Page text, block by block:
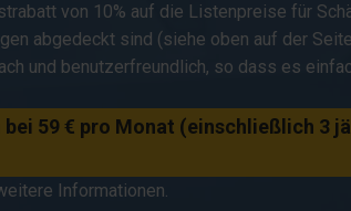
von 10% auf die Listenpreise für
abgedeckt sind (siehe oben auf der
und benutzerfreundlich, so dass es
bei 59 € pro Monat (einschließlich 3
Informationen.